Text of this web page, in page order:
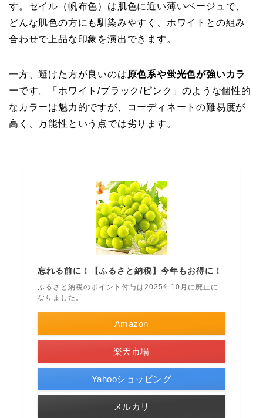
す。セイル（帆布色）は肌色に近い薄いベージュで、
どんな肌色の方にも馴染みやすく、ホワイトとの組み
合わせで上品な印象を演出できます。
一方、避けた方が良いのは 原色系や蛍光色が強いカラ
ーです。「ホワイト/ブラック/ピンク」のような個性的
なカラーは魅力的ですが、コーディネートの難易度が
高く、万能性という点では劣ります。
忘れる前に！【ふるさと納税】今年もお得に！
ふるさと納税のポイント付与は2025年10月に廃止に
なりました。
Amazon
楽天市場
Yahooショッピング
メルカリ